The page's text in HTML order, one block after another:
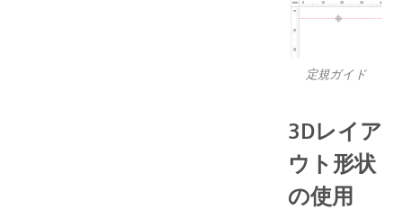
定規ガイド
3Dレイア
ウト形状
の使用